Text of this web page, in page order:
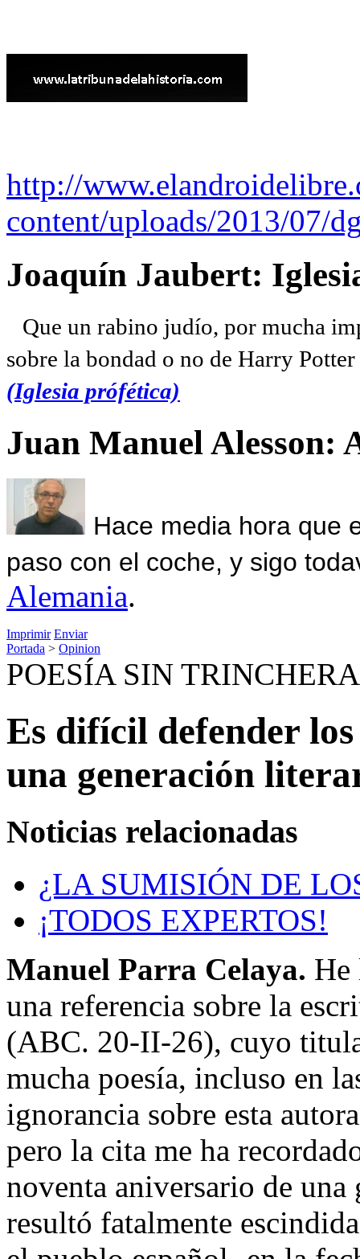
http://
content/uploads/2013/07/
Joaquín Jaubert:
Que un rabino judío, por mucha
sobre la bondad o no de Harry
(Iglesia prófética)
Juan Manuel Alesson:
Hace media hora que
paso con el coche, y sigo
Alemania.
Imprimir Enviar
Portada > Opinion
POESÍA SIN
Es difícil defender
una generación
Noticias relacionadas
¿LA SUMISIÓN DE
¡TODOS EXPERTOS!
Manuel Parra Celaya. He
una referencia sobre la
(ABC. 20-II-26), cuyo
mucha poesía, incluso en
ignorancia sobre esta
pero la cita me ha
noventa aniversario de
resultó fatalmente